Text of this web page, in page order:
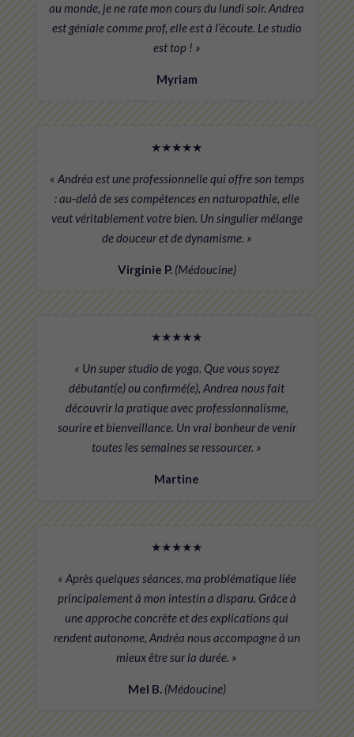
au monde, je ne rate mon cours du lundi soir. Andrea
est géniale comme prof, elle est à l’écoute. Le studio
est top ! »
Myriam
★★★★★
« Andréa est une professionnelle qui offre son temps
: au-delà de ses compétences en naturopathie, elle
veut véritablement votre bien. Un singulier mélange
de douceur et de dynamisme. »
Virginie P. (Médoucine)
★★★★★
« Un super studio de yoga. Que vous soyez
débutant(e) ou confirmé(e), Andrea nous fait
découvrir la pratique avec professionnalisme,
sourire et bienveillance. Un vrai bonheur de venir
toutes les semaines se ressourcer. »
Martine
★★★★★
« Après quelques séances, ma problématique liée
principalement à mon intestin a disparu. Grâce à
une approche concrète et des explications qui
rendent autonome, Andréa nous accompagne à un
mieux être sur la durée. »
Mel B. (Médoucine)